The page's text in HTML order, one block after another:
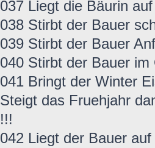
037 Liegt die Bäurin
038 Stirbt der Bauer
039 Stirbt der Bauer
040 Stirbt der Bauer
041 Bringt der Winter
Steigt das Fruehjahr
!!!
042 Liegt der Bauer